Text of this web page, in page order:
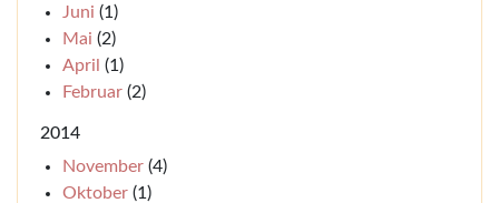
Juni (1)
Mai (2)
April (1)
Februar (2)
2014
November (4)
Oktober (1)